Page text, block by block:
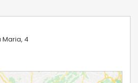
Maria, 4